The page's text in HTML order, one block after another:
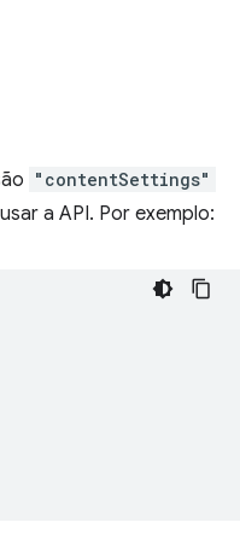
"contentSettings"
a API. Por exemplo: